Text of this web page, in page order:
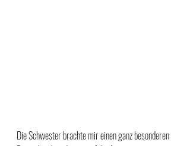
Die Schwester brachte mir einen ganz besonderen